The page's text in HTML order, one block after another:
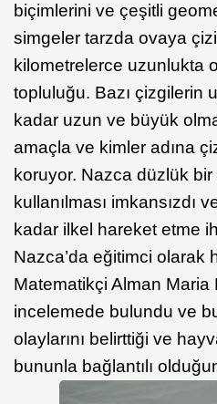
biçimlerini ve çeşitli
simgeler tarzda ovaya
kilometrelerce uzunlukta
topluluğu. Bazı çizgilerin
kadar uzun ve büyük
amaçla ve kimler adına
koruyor. Nazca düzlük
kullanılması imkansızdı
kadar ilkel hareket etme
Nazca’da eğitimci olarak
Matematikçi Alman Maria
incelemede bulundu ve
olaylarını belirttiği ve
bununla bağlantılı